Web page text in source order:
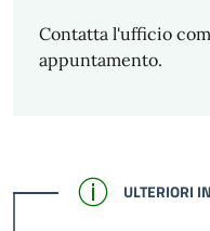
Contatta l'ufficio
appuntamento.
ULTERIORI